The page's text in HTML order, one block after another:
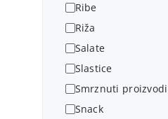
Ribe
Riža
Salate
Slastice
Smrznuti proizvodi
Snack